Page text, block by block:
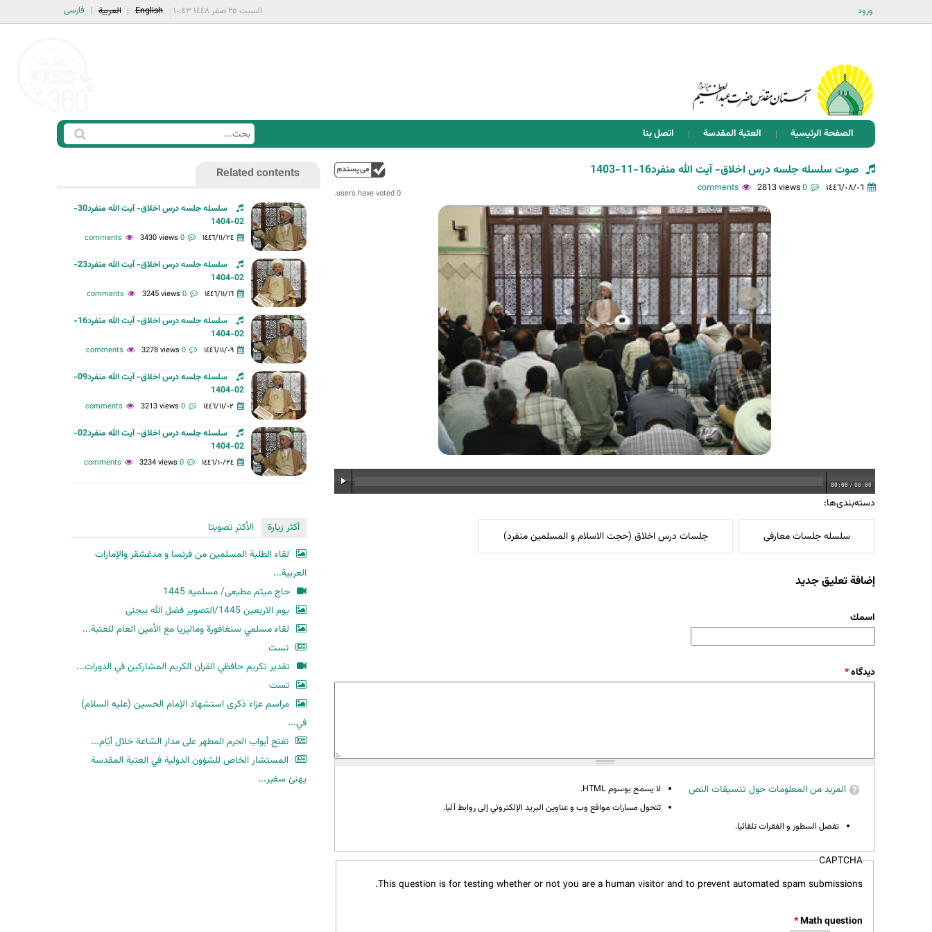
ورود فارسی العربية English السبت ٢٥ صفر ١٤٤٨ ١٠:٤٣
الصفحة الرئيسية العتبة المقدسة اتصل بنا
ا
س
ح
ث
ب
ح
0 users have voted.
صوت سلسله جلسه درس اخلاق- آیت الله منفرد16-11-1403
١٤٤٦/٠٨/٠٦ 0 comments
2813 views
00:00 / 00:00
دسته‌بندی‌ها:
سلسله جلسات معارفی جلسات درس اخلاق (حجت الاسلام و المسلمین منفرد)
إضافة تعليق جديد
‏اسمك ‏
‏دیدگاه ‏*
المزيد من المعلومات حول تنسيقات النص
لا يسمح بوسوم HTML.
تتحول مسارات مواقع وب و عناوين البريد الإلكتروني إلى روابط آليا.
تفصل السطور و الفقرات تلقائيا.
CAPTCHA
This question is for testing whether or not you are a human visitor and to prevent automated spam submissions.
*
Related contents
سلسله جلسه درس اخلاق- آیت الله منفرد30-
02-1404
١٤٤٦/١١/٢٤ 0 comments
3430 views
سلسله جلسه درس اخلاق- آیت الله منفرد23-
02-1404
١٤٤٦/١١/١٦ 0 comments
3245 views
سلسله جلسه درس اخلاق- آیت الله منفرد16-
02-1404
١٤٤٦/١١/٠٩ 0 comments
3278 views
سلسله جلسه درس اخلاق- آیت الله منفرد09-
02-1404
١٤٤٦/١١/٠٢ 0 comments
3213 views
سلسله جلسه درس اخلاق- آیت الله منفرد02-
02-1404
١٤٤٦/١٠/٢٤ 0 comments
3234 views
أكثر زيارة
الأكثر تصويتا
لقاء الطلبة المسلمين من فرنسا و مدغشقر والإمارات
العربية...
حاج میثم مطیعی/ مسلمیه 1445
یوم الاربعین 1445/التصویر فضل الله بیجنی
لقاء مسلمي سنغافورة وماليزيا مع الأمين العام للعتبة...
تست
تقدير تكريم حافظي القران الكريم المشاركين في الدورات...
تست
مراسم عزاء ذكرى استشهاد الإمام الحسين (عليه السلام)
في...
تفتح أبواب الحرم المطهر على مدار السّاعة خلال أيّام...
المستشار الخاص للشؤون الدولية في العتبة المقدسة
يهنئ سفير...